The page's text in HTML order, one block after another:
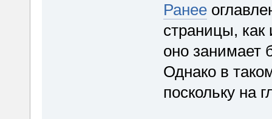
Ранее
страницы,
оно занимает
Однако в
поскольку на